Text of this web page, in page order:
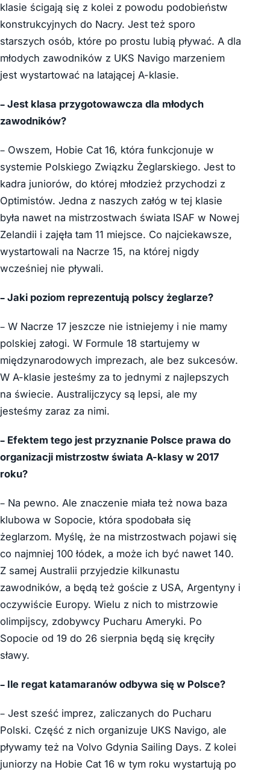
klasie ścigają się z kolei z powodu podobieństw
konstrukcyjnych do Nacry. Jest też sporo
starszych osób, które po prostu lubią pływać. A dla
młodych zawodników z UKS Navigo marzeniem
jest wystartować na latającej A-klasie.
– Jest klasa przygotowawcza dla młodych
zawodników?
– Owszem, Hobie Cat 16, która funkcjonuje w
systemie Polskiego Związku Żeglarskiego. Jest to
kadra juniorów, do której młodzież przychodzi z
Optimistów. Jedna z naszych załóg w tej klasie
była nawet na mistrzostwach świata ISAF w Nowej
Zelandii i zajęła tam 11 miejsce. Co najciekawsze,
wystartowali na Nacrze 15, na której nigdy
wcześniej nie pływali.
– Jaki poziom reprezentują polscy żeglarze?
– W Nacrze 17 jeszcze nie istniejemy i nie mamy
polskiej załogi. W Formule 18 startujemy w
międzynarodowych imprezach, ale bez sukcesów.
W A-klasie jesteśmy za to jednymi z najlepszych
na świecie. Australijczycy są lepsi, ale my
jesteśmy zaraz za nimi.
– Efektem tego jest przyznanie Polsce prawa do
organizacji mistrzostw świata A-klasy w 2017
roku?
– Na pewno. Ale znaczenie miała też nowa baza
klubowa w Sopocie, która spodobała się
żeglarzom. Myślę, że na mistrzostwach pojawi się
co najmniej 100 łódek, a może ich być nawet 140.
Z samej Australii przyjedzie kilkunastu
zawodników, a będą też goście z USA, Argentyny i
oczywiście Europy. Wielu z nich to mistrzowie
olimpijscy, zdobywcy Pucharu Ameryki. Po
Sopocie od 19 do 26 sierpnia będą się kręciły
sławy.
– Ile regat katamaranów odbywa się w Polsce?
– Jest sześć imprez, zaliczanych do Pucharu
Polski. Część z nich organizuje UKS Navigo, ale
pływamy też na Volvo Gdynia Sailing Days. Z kolei
juniorzy na Hobie Cat 16 w tym roku wystartują po